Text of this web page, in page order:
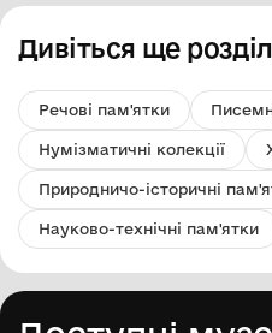
Дивіться ще
Речові пам'ятки
Нумізматичні колекції
Природничо-історичні
Науково-технічні пам'ятки